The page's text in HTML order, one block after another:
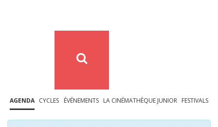
AGENDA CYCLES ÉVÉNEMENTS LA CINÉMATHÈQUE JUNIOR FESTIVALS